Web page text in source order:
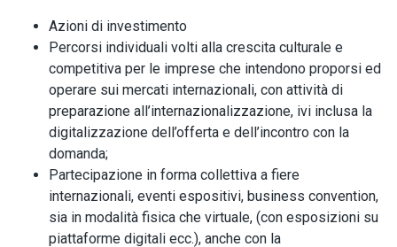
Azioni di investimento
Percorsi individuali volti alla crescita culturale e
competitiva per le imprese che intendono proporsi ed
operare sui mercati internazionali, con attività di
preparazione all’internazionalizzazione, ivi inclusa la
digitalizzazione dell’offerta e dell’incontro con la
domanda;
Partecipazione in forma collettiva a fiere
internazionali, eventi espositivi, business convention,
sia in modalità fisica che virtuale, (con esposizioni su
piattaforme digitali ecc.), anche con la